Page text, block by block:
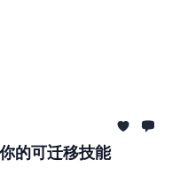
的可迁移技能